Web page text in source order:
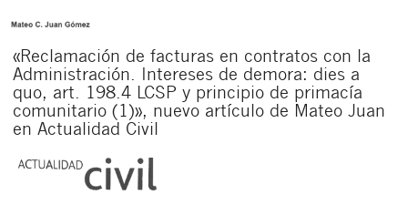
«Reclamación de facturas en contratos con la
Administración. Intereses de demora: dies a
quo, art. 198.4 LCSP y principio de primacía
comunitario (1)», nuevo artículo de Mateo Juan
en Actualidad Civil